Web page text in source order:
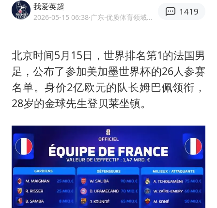
多家A股公司收到美国关税退款
白海豚将正面袭击贯穿浙江
视频丨中国东方电气集团原党组副书记、董事宋致远被查
香港宏福苑火灾或由烟头引起
酒店回应车内过夜被收150元
几元成本的AI广告导致千万市值蒸发
36岁男演员成景区NPC后人气爆棚
浙江台州《告全体市民书》
梁家辉百花奖演讲落泪
人民的健康、体质、幸福一脉相承
我爱英超
2026-05-15 06:38·广东 ·优质体育领域创作者
1419
北京时间5月15日，世界排名第1的法国男
足，公布了参加美加墨世界杯的26人参赛
名单。身价2亿欧元的队长姆巴佩领衔，
28岁的金球先生登贝莱坐镇。